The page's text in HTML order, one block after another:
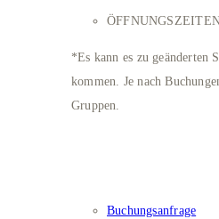
*Es kann es zu geänderten
kommen. Je nach
Gruppen.
Buchungsanfrage